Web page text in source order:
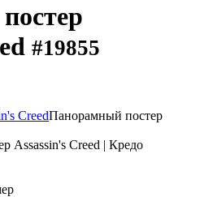
#19855
CreedПанорамный постер